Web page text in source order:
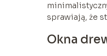
sprawiają, że
Okna